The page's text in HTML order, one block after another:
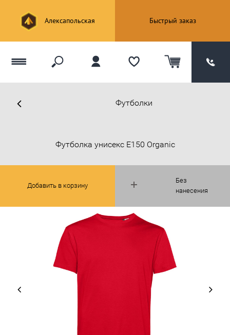
Алексапольская Быстрый заказ
Футболки
Без
нанесения
Футболка унисекс E150 Organic
Добавить в корзину